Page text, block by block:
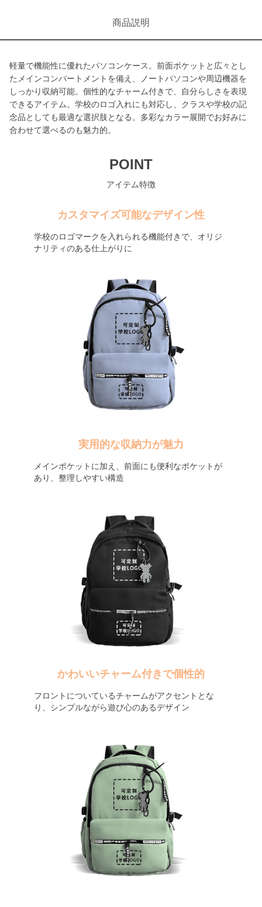
商品説明
軽量で機能性に優れたパソコンケース。前面ポケットと広々とし
たメインコンパートメントを備え、ノートパソコンや周辺機器を
しっかり収納可能。個性的なチャーム付きで、自分らしさを表現
できるアイテム。学校のロゴ入れにも対応し、クラスや学校の記
念品としても最適な選択肢となる。多彩なカラー展開でお好みに
合わせて選べるのも魅力的。
POINT
アイテム特徴
カスタマイズ可能なデザイン性
学校のロゴマークを入れられる機能付きで、オリジ
ナリティのある仕上がりに
実用的な収納力が魅力
メインポケットに加え、前面にも便利なポケットが
あり、整理しやすい構造
かわいいチャーム付きで個性的
フロントについているチャームがアクセントとな
り、シンプルながら遊び心のあるデザイン